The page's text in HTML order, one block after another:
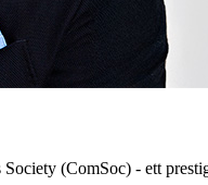
(ComSoc) - ett